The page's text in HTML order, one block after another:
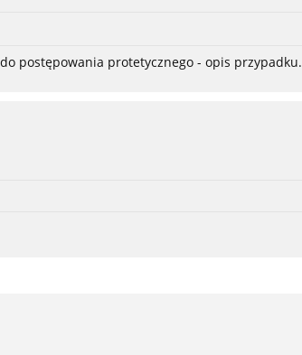
postępowania protetycznego - opis przypadku.